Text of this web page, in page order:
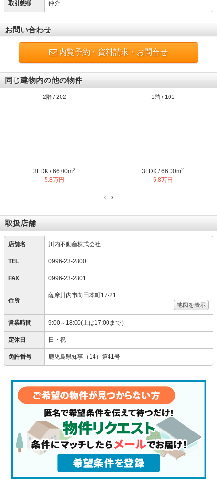
取引態様 仲介
お問い合わせ
内覧予約・資料請求・お問合せ
同じ建物内の他の物件
2階 / 202
3LDK / 66.00m2
5.8万円
1階 / 101
3LDK / 66.00m2
5.8万円
‹ ›
取扱店舗
店舗名 川内不動産株式会社
TEL 0996-23-2800
FAX 0996-23-2801
住所
薩摩川内市向田本町17-21
地図を表示
営業時間 9:00～18:00(土は17:00まで）
定休日 日・祝
免許番号 鹿児島県知事（14）第41号